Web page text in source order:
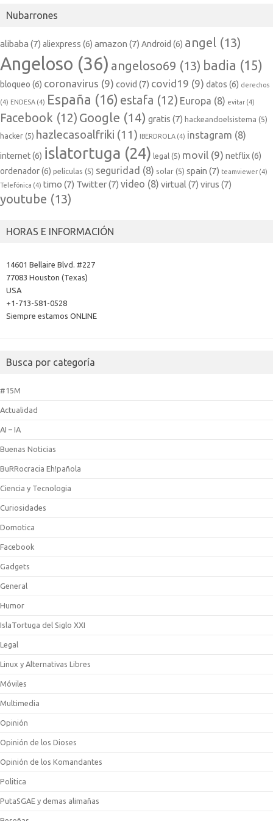
Nubarrones
alibaba (7) aliexpress (6) amazon (7) Android (6) angel (13)
Angeloso (36) angeloso69 (13) badia (15)
bloqueo (6) coronavirus (9) covid (7) covid19 (9) datos (6) derechos
(4) ENDESA (4) España (16) estafa (12) Europa (8) evitar (4)
Facebook (12) Google (14) gratis (7) hackeandoelsistema (5)
hacker (5) hazlecasoalfriki (11) IBERDROLA (4) instagram (8)
internet(6) islatortuga (24) legal (5) movil (9) netflix(6)
ordenador(6) películas (5) seguridad (8) solar (5) spain (7) teamviewer (4)
Telefónica (4) timo (7) Twitter(7) video (8) virtual (7) virus (7)
youtube (13)
HORAS E INFORMACIÓN
14601 Bellaire Blvd. #227
77083 Houston (Texas)
USA
+1-713-581-0528
Siempre estamos ONLINE
Busca por categoría
#15M
Actualidad
AI – IA
Buenas Noticias
BuRRocracia Eh!pañola
Ciencia y Tecnologia
Curiosidades
Domotica
Facebook
Gadgets
General
Humor
IslaTortuga del Siglo XXI
Legal
Linux y Alternativas Libres
Móviles
Multimedia
Opinión
Opinión de los Dioses
Opinión de los Komandantes
Politica
PutaSGAE y demas alimañas